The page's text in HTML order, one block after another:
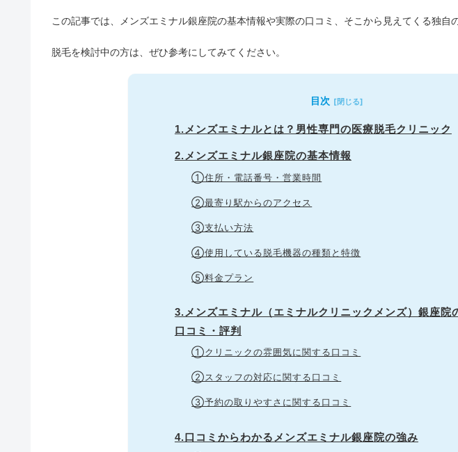
この記事では、メンズエミナル銀座院の基本情報や実際の口コミ、そこから見えてくる独自
脱毛を検討中の方は、ぜひ参考にしてみてください。
目次
1.メンズエミナルとは？男性専門の医療脱毛クリニック
2.メンズエミナル銀座院の基本情報
①住所・電話番号・営業時間
②最寄り駅からのアクセス
③支払い方法
④使用している脱毛機器の種類と特徴
⑤料金プラン
3.メンズエミナル（エミナルクリニックメンズ）銀座院
口コミ・評判
①クリニックの雰囲気に関する口コミ
②スタッフの対応に関する口コミ
③予約の取りやすさに関する口コミ
4.口コミからわかるメンズエミナル銀座院の強み